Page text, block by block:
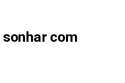
sonhar com